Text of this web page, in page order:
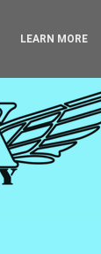
LEARN MORE